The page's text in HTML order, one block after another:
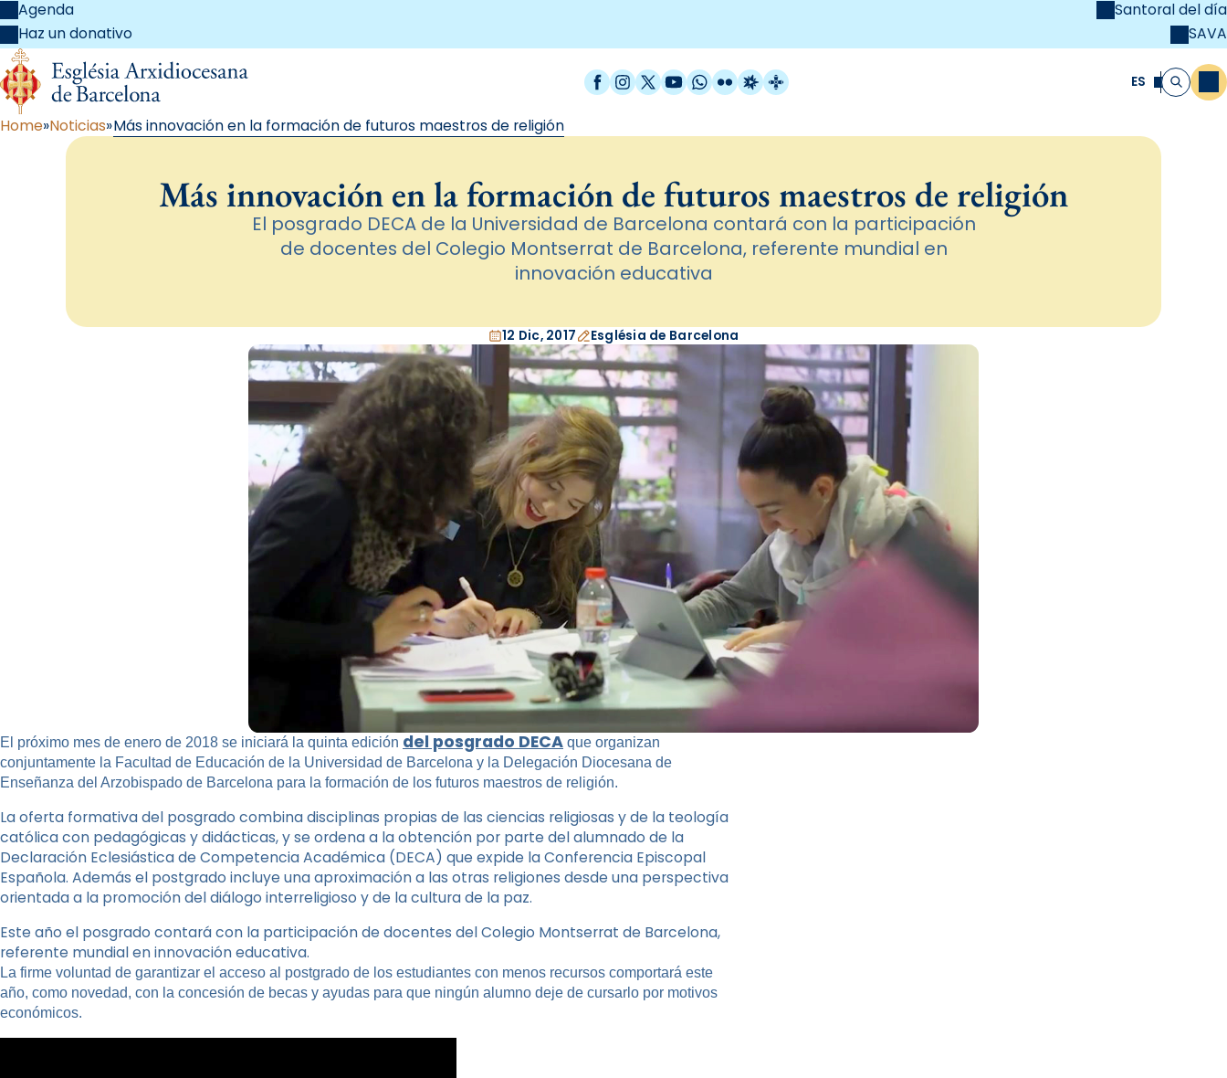
Agenda
Haz un donativo
Santoral del día
SAVA
Facebook
Instagram
X / Twitter
YouTube
WhatsApp
FlickrRadio Estel
Catalunya Cristiana ES Buscar
Home Noticias Más innovación en la formación de futuros maestros de religión
Más innovación en la formación de futuros maestros de religión
El posgrado DECA de la Universidad de Barcelona contará con la participación
de docentes del Colegio Montserrat de Barcelona, referente mundial en
innovación educativa
12 Dic, 2017 Església de Barcelona
El próximo mes de enero de 2018 se iniciará la quinta edición del posgrado DECA que organizan
conjuntamente la Facultad de Educación de la Universidad de Barcelona y la Delegación Diocesana de
Enseñanza del Arzobispado de Barcelona para la formación de los futuros maestros de religión.
La oferta formativa del posgrado combina disciplinas propias de las ciencias religiosas y de la teología
católica con pedagógicas y didácticas, y se ordena a la obtención por parte del alumnado de la
Declaración Eclesiástica de Competencia Académica (DECA) que expide la Conferencia Episcopal
Española. Además el postgrado incluye una aproximación a las otras religiones desde una perspectiva
orientada a la promoción del diálogo interreligioso y de la cultura de la paz.
Este año el posgrado contará con la participación de docentes del Colegio Montserrat de Barcelona,
referente mundial en innovación educativa.
La firme voluntad de garantizar el acceso al postgrado de los estudiantes con menos recursos comportará este
año, como novedad, con la concesión de becas y ayudas para que ningún alumno deje de cursarlo por motivos
económicos.